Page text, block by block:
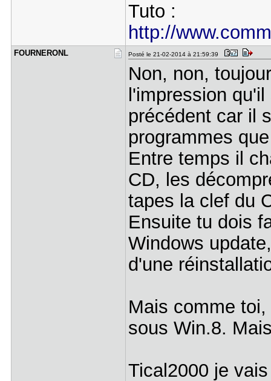
Tuto :
http://
FOURNERONL Posté le 21-02-2014 à 21:59:39
Non, non,
l'impression
précédent car il
programmes
Entre temps il
CD, les
tapes la clef du
Ensuite tu dois
Windows
d'une
Mais comme
sous Win.8.
Tical2000 je